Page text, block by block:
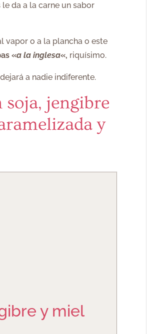
da a la carne un sabor
vapor o a la plancha o este
«a la inglesa«, riquísimo.
a nadie indiferente.
soja, jengibre
y
y miel